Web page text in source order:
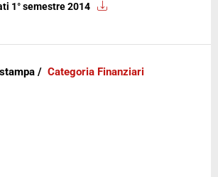
1° semestre 2014
/ Categoria Finanziari